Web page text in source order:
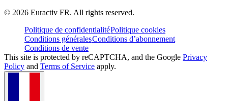
© 2026 Euractiv FR. All rights reserved.
Politique de confidentialitéPolitique cookies
Conditions généralesConditions d’abonnement
Conditions de vente
This site is protected by reCAPTCHA, and the Google Privacy
Policy and Terms of Service apply.